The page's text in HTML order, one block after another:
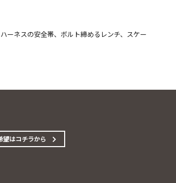
ネスの安全帯、ボルト締めるレンチ、スケー
望はコチラから